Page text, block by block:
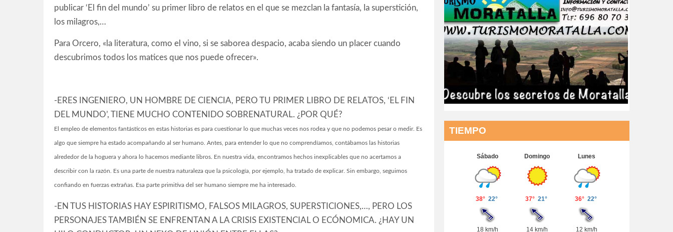
publicar ‘El fin del mundo’ su primer libro de relatos en el que se mezclan la fantasía, la superstición,
los milagros,…
Para Orcero, «la literatura, como el vino, si se saborea despacio, acaba siendo un placer cuando
descubrimos todos los matices que nos puede ofrecer».
-ERES INGENIERO, UN HOMBRE DE CIENCIA, PERO TU PRIMER LIBRO DE RELATOS, ‘EL FIN
DEL MUNDO’, TIENE MUCHO CONTENIDO SOBRENATURAL. ¿POR QUÉ?
El empleo de elementos fantásticos en estas historias es para cuestionar lo que muchas veces nos rodea y que no podemos pesar o medir. Es
algo que siempre ha estado acompañando al ser humano. Antes, para entender lo que no comprendíamos, contábamos las historias
alrededor de la hoguera y ahora lo hacemos mediante libros. En nuestra vida, encontramos hechos inexplicables que no acertamos a
describir con la razón. Es una parte de nuestra naturaleza que la psicología, por ejemplo, ha tratado de explicar. Sin embargo, seguimos
confiando en fuerzas extrañas. Esa parte primitiva del ser humano siempre me ha interesado.
-EN TUS HISTORIAS HAY ESPIRITISMO, FALSOS MILAGROS, SUPERSTICIONES,…, PERO LOS
PERSONAJES TAMBIÉN SE ENFRENTAN A LA CRISIS EXISTENCIAL O ECÓNOMICA. ¿HAY UN
TIEMPO